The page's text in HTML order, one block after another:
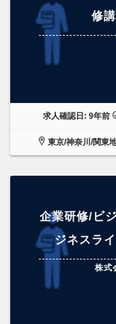
修
求人確認日: 9年前
東京/神奈川/関東
企業研修/ビ
ジネスラ
株式